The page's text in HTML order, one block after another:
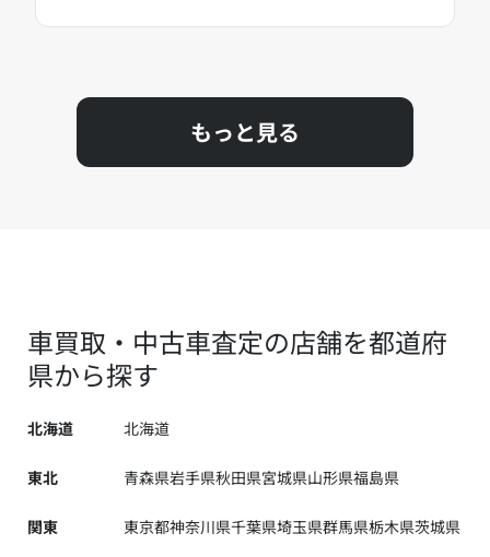
もっと見る
車買取・中古車査定の店舗を都道府
県から探す
北海道 北海道
東北 青森県岩手県秋田県宮城県山形県福島県
関東 東京都神奈川県千葉県埼玉県群馬県栃木県茨城県